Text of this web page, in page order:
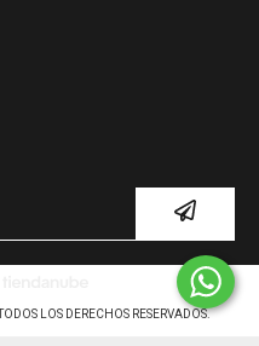
LOS DERECHOS RESERVADOS.